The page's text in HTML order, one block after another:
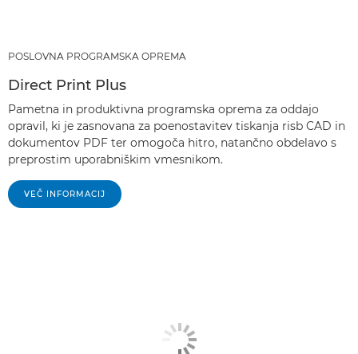
POSLOVNA PROGRAMSKA OPREMA
Direct Print Plus
Pametna in produktivna programska oprema za oddajo
opravil, ki je zasnovana za poenostavitev tiskanja risb CAD in
dokumentov PDF ter omogoča hitro, natančno obdelavo s
preprostim uporabniškim vmesnikom.
VEČ INFORMACIJ